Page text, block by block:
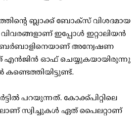
ബ്ലാക്ക് ബോക്സ് വിശദമായ
ഇപ്പോൾ ഇറ്റാലിയൻ
സബർബാളിനെയാണ് അന്വേഷണ
എൻജിൻ ഓഫ് ചെയ്യുകയായിരുന്നു
പറയുന്നത്. കോക്ക്പിറ്റിലെ
സ്വിച്ചുകൾ ഏത് പൈലറ്റാണ്